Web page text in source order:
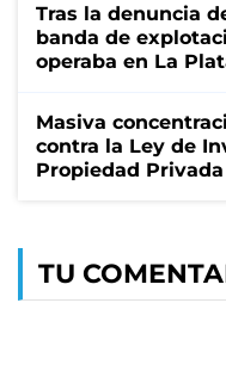
Tras la denuncia
banda de
operaba en La
Masiva
contra la Ley de
Propiedad Privada
TU